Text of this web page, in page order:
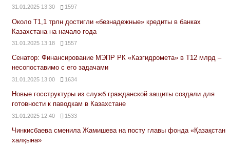
31.01.2025 13:30 1597
Около Т1,1 трлн достигли «безнадежные» кредиты в банках
Казахстана на начало года
31.01.2025 13:18 1557
Сенатор: Финансирование МЭПР РК «Казгидромета» в Т12 млрд –
несопоставимо с его задачами
31.01.2025 13:00 1634
Новые госструктуры из служб гражданской защиты создали для
готовности к паводкам в Казахстане
31.01.2025 12:40 1533
Чинкисбаева сменила Жамишева на посту главы фонда «Қазақстан
халқына»